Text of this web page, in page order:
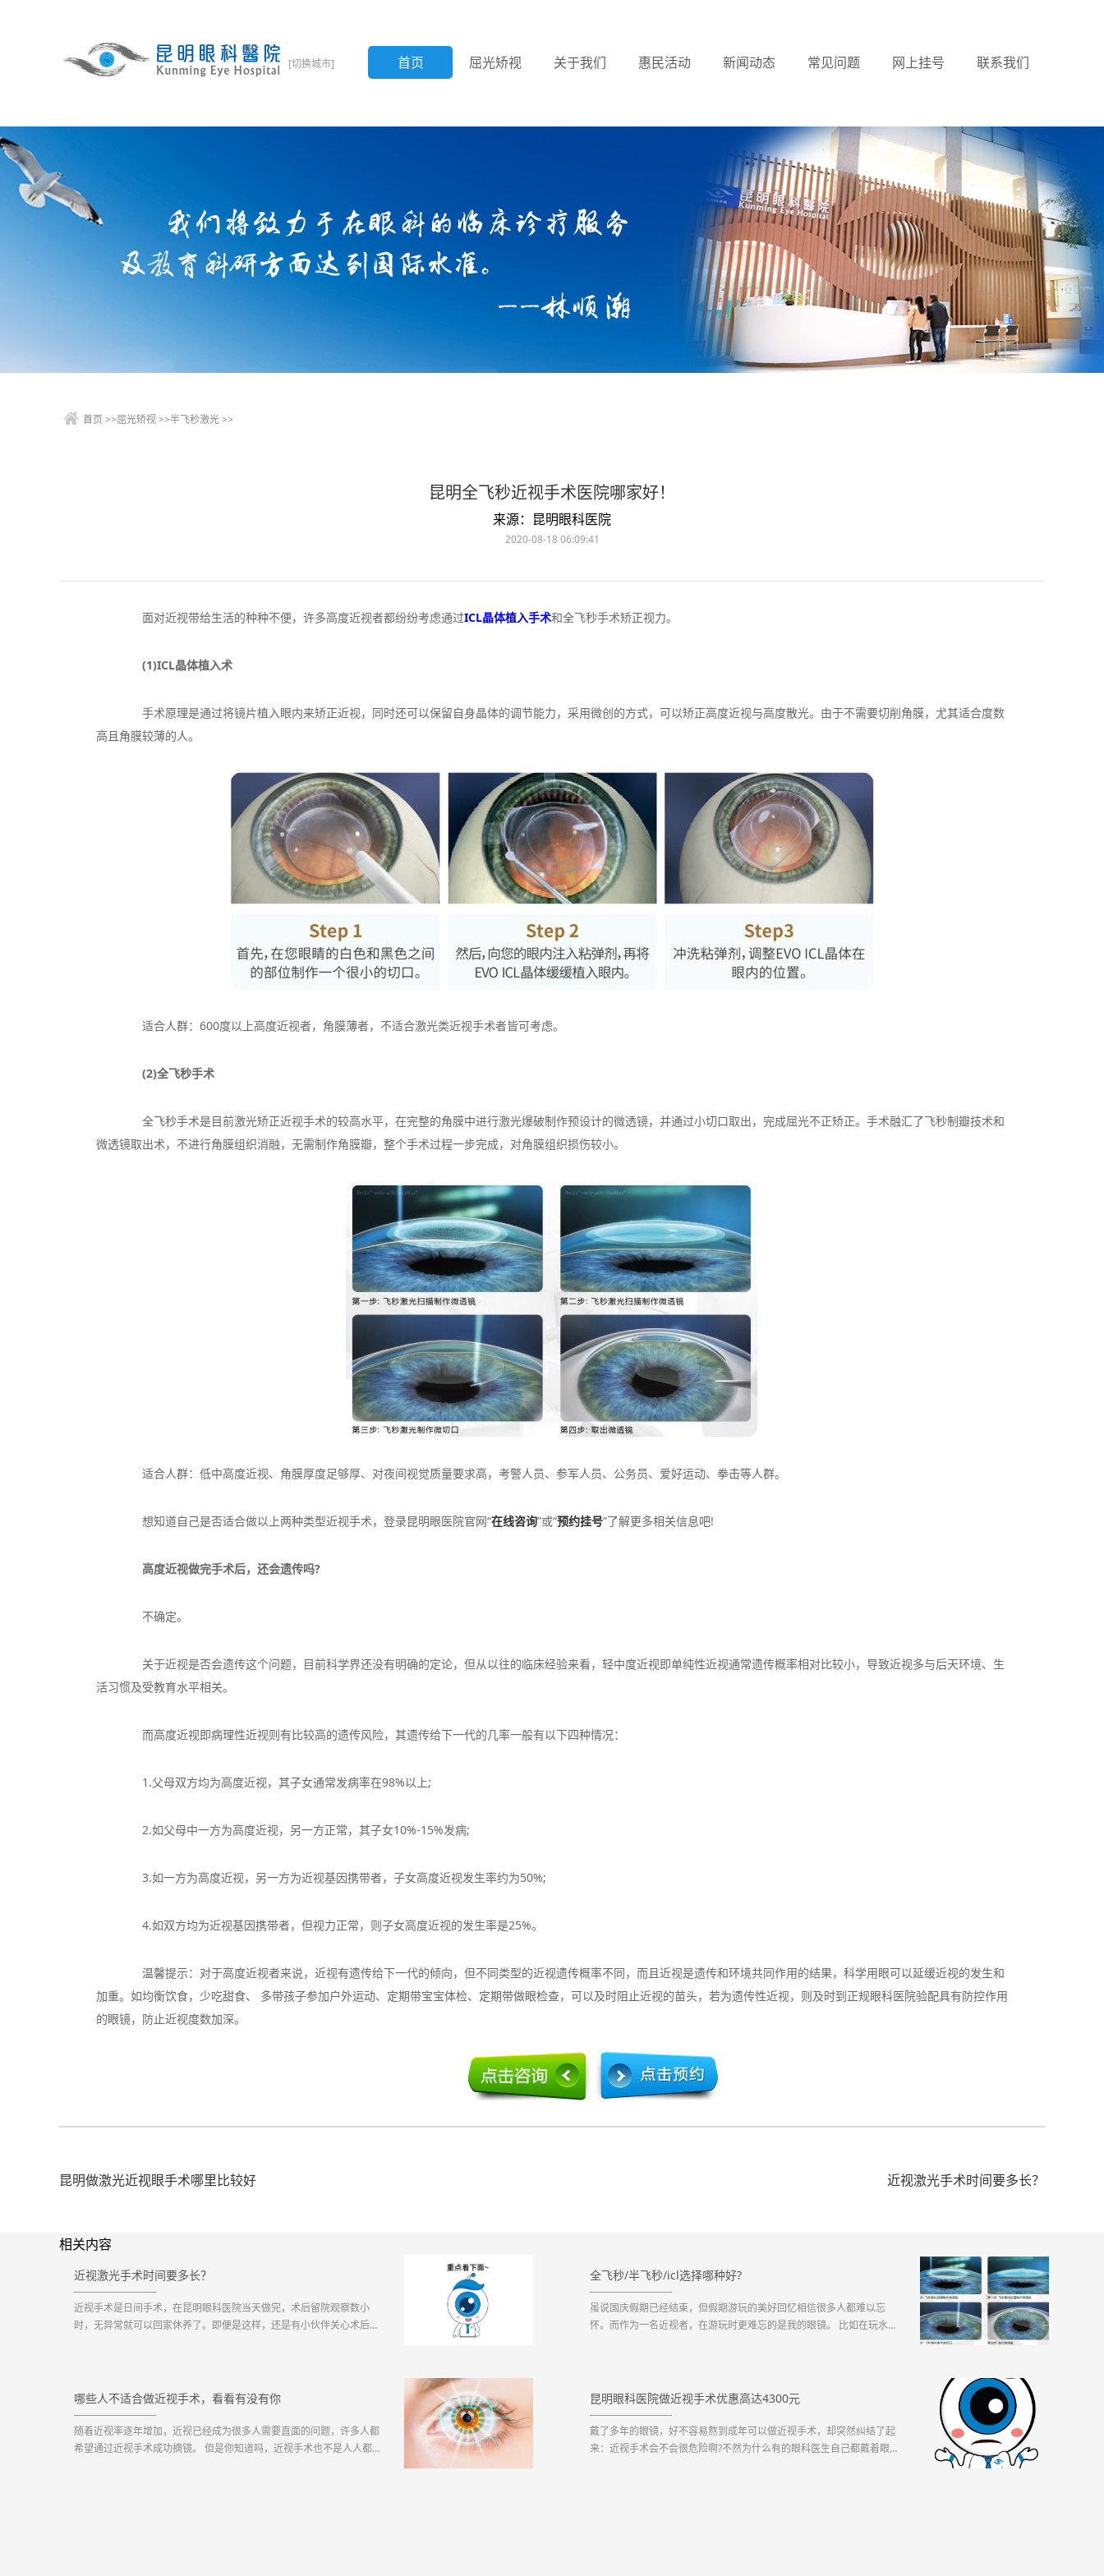
[切换城市] 首页 屈光矫视 关于我们 惠民活动 新闻动态 常见问题 网上挂号 联系我们
首页 >>屈光矫视>>半飞秒激光>>
昆明全飞秒近视手术医院哪家好！
来源：昆明眼科医院
2020-08-18 06:09:41
面对近视带给生活的种种不便，许多高度近视者都纷纷考虑通过ICL晶体植入手术和全飞秒手术矫正视力。
(1)ICL晶体植入术
手术原理是通过将镜片植入眼内来矫正近视，同时还可以保留自身晶体的调节能力，采用微创的方式，可以矫正高度近视与高度散光。由于不需要切削角膜，尤其适合度数
高且角膜较薄的人。
适合人群：600度以上高度近视者，角膜薄者，不适合激光类近视手术者皆可考虑。
(2)全飞秒手术
全飞秒手术是目前激光矫正近视手术的较高水平，在完整的角膜中进行激光爆破制作预设计的微透镜，并通过小切口取出，完成屈光不正矫正。手术融汇了飞秒制瓣技术和
微透镜取出术，不进行角膜组织消融，无需制作角膜瓣，整个手术过程一步完成，对角膜组织损伤较小。
适合人群：低中高度近视、角膜厚度足够厚、对夜间视觉质量要求高，考警人员、参军人员、公务员、爱好运动、拳击等人群。
想知道自己是否适合做以上两种类型近视手术，登录昆明眼医院官网“在线咨询”或“预约挂号”了解更多相关信息吧!
高度近视做完手术后，还会遗传吗?
不确定。
关于近视是否会遗传这个问题，目前科学界还没有明确的定论，但从以往的临床经验来看，轻中度近视即单纯性近视通常遗传概率相对比较小，导致近视多与后天环境、生
活习惯及受教育水平相关。
而高度近视即病理性近视则有比较高的遗传风险，其遗传给下一代的几率一般有以下四种情况：
1.父母双方均为高度近视，其子女通常发病率在98%以上;
2.如父母中一方为高度近视，另一方正常，其子女10%-15%发病;
3.如一方为高度近视，另一方为近视基因携带者，子女高度近视发生率约为50%;
4.如双方均为近视基因携带者，但视力正常，则子女高度近视的发生率是25%。
温馨提示：对于高度近视者来说，近视有遗传给下一代的倾向，但不同类型的近视遗传概率不同，而且近视是遗传和环境共同作用的结果，科学用眼可以延缓近视的发生和
加重。如均衡饮食，少吃甜食、 多带孩子参加户外运动、定期带宝宝体检、定期带做眼检查，可以及时阻止近视的苗头，若为遗传性近视，则及时到正规眼科医院验配具有防控作用
的眼镜，防止近视度数加深。
昆明做激光近视眼手术哪里比较好 近视激光手术时间要多长？
相关内容
近视激光手术时间要多长？
近视手术是日间手术，在昆明眼科医院当天做完，术后留院观察数小
时，无异常就可以回家休养了。即便是这样，还是有小伙伴关心术后多
全飞秒/半飞秒/icl选择哪种好?
虽说国庆假期已经结束，但假期游玩的美好回忆相信很多人都难以忘
怀。而作为一名近视者，在游玩时更难忘的是我的眼镜。 比如在玩水项
哪些人不适合做近视手术，看看有没有你
随着近视率逐年增加，近视已经成为很多人需要直面的问题，许多人都
希望通过近视手术成功摘镜。 但是你知道吗，近视手术也不是人人都能
昆明眼科医院做近视手术优惠高达4300元
戴了多年的眼镜，好不容易熬到成年可以做近视手术，却突然纠结了起
来：近视手术会不会很危险啊?不然为什么有的眼科医生自己都戴着眼